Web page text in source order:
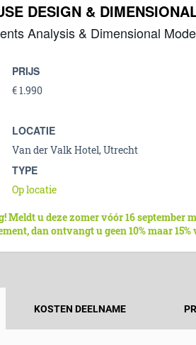
DESIGN &
Analysis & Dimensional
PRIJS
€ 1.990
LOCATIE
Van der Valk Hotel, Utrecht
TYPE
Op locatie
u deze zomer vóór 16 september
dan ontvangt u geen 10% maar
KOSTEN DEELNAME